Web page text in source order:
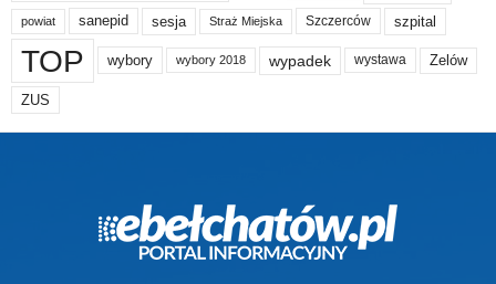
powiat sanepid sesja Straż Miejska Szczerców szpital
TOP wybory wybory 2018 wypadek wystawa Zelów
ZUS